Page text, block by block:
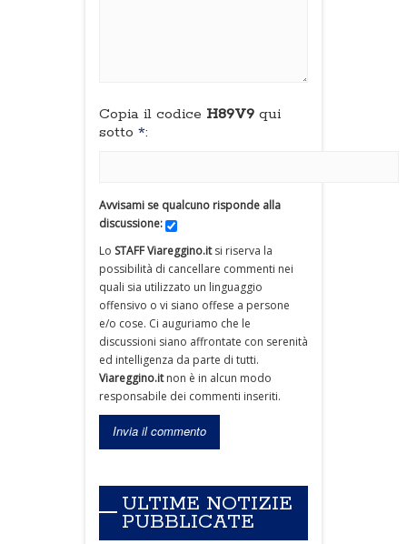
Copia il codice H89V9 qui
sotto *:
Avvisami se qualcuno risponde alla
discussione:
Lo STAFF Viareggino.itsi riserva la
possibilità di cancellare commenti nei
quali sia utilizzato un linguaggio
offensivo o vi siano offese a persone
e/o cose. Ci auguriamo che le
discussioni siano affrontate con serenità
ed intelligenza da parte di tutti.
Viareggino.itnon è in alcun modo
responsabile dei commenti inseriti.
ULTIME NOTIZIE
PUBBLICATE